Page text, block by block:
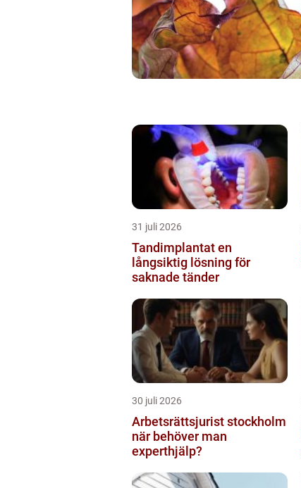
31 juli 2026
Tandimplantat en
långsiktig lösning för
saknade tänder
30 juli 2026
Arbetsrättsjurist stockholm
när behöver man
experthjälp?